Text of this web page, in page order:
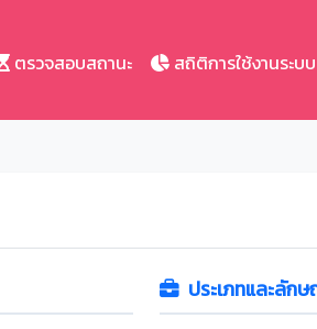
ตรวจสอบสถานะ สถิติการใช้งานระบบ
ประเภทและลัก